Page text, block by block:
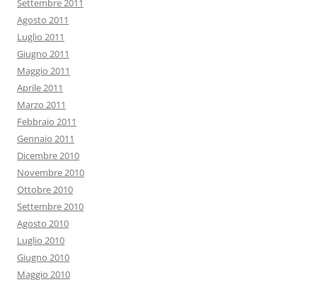
Settembre 2011
Agosto 2011
Luglio 2011
Giugno 2011
Maggio 2011
Aprile 2011
Marzo 2011
Febbraio 2011
Gennaio 2011
Dicembre 2010
Novembre 2010
Ottobre 2010
Settembre 2010
Agosto 2010
Luglio 2010
Giugno 2010
Maggio 2010